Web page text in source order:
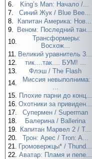
6.
King’s Man: Начало /...
7.
Синий Жук / Blue Bee...
8.
Капитан Америка: Нов...
9.
Веном: Последний тан...
10.
Трансформеры:
Восхож...
11. Великий уравнитель 3...
12.
тик....так.... БУМ! ...
13.
Флэш / The Flash
14.
Миссия невыполнима:
...
15. Плохие парни до конц...
16. Охотники за привиден...
17.
Супермен / Superman
18.
Балерина / Ballerina
19. Капитан Марвел 2 / T...
20.
Трон: Арес / Tron: A...
21. Громовержцы* / Thund...
22. Аватар: Пламя и пепе...